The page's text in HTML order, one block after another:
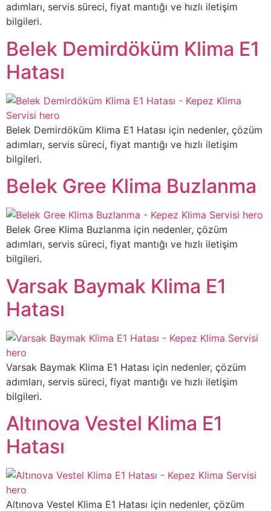
adımları, servis süreci, fiyat mantığı ve hızlı iletişim
bilgileri.
Belek Demirdöküm Klima E1
Hatası
Belek Demirdöküm Klima E1 Hatası için nedenler, çözüm
adımları, servis süreci, fiyat mantığı ve hızlı iletişim
bilgileri.
Belek Gree Klima Buzlanma
Belek Gree Klima Buzlanma için nedenler, çözüm
adımları, servis süreci, fiyat mantığı ve hızlı iletişim
bilgileri.
Varsak Baymak Klima E1
Hatası
Varsak Baymak Klima E1 Hatası için nedenler, çözüm
adımları, servis süreci, fiyat mantığı ve hızlı iletişim
bilgileri.
Altınova Vestel Klima E1
Hatası
Altınova Vestel Klima E1 Hatası için nedenler, çözüm